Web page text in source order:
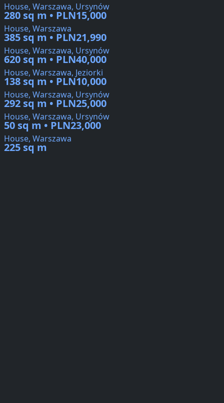
House, Warszawa, Ursynów
280 sq m • PLN15,000
House, Warszawa
385 sq m • PLN21,990
House, Warszawa, Ursynów
620 sq m • PLN40,000
House, Warszawa, Jeziorki
138 sq m • PLN10,000
House, Warszawa, Ursynów
292 sq m • PLN25,000
House, Warszawa, Ursynów
50 sq m • PLN23,000
House, Warszawa
225 sq m